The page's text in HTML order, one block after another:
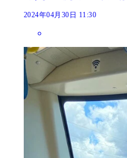
2024年04月30日 11:30